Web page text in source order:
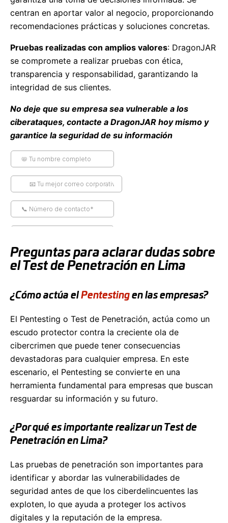
centran en aportar valor al negocio, proporcionando
recomendaciones prácticas y soluciones concretas.
Pruebas realizadas con amplios valores: DragonJAR
se compromete a realizar pruebas con ética,
transparencia y responsabilidad, garantizando la
integridad de sus clientes.
No deje que su empresa sea vulnerable a los
ciberataques, contacte a DragonJAR hoy mismo y
garantice la seguridad de su información
Preguntas para aclarar dudas sobre
el Test de Penetración en Lima
¿Cómo actúa el Pentesting en las empresas?
El Pentesting o Test de Penetración, actúa como un
escudo protector contra la creciente ola de
cibercrimen que puede tener consecuencias
devastadoras para cualquier empresa. En este
escenario, el Pentesting se convierte en una
herramienta fundamental para empresas que buscan
resguardar su información y su futuro.
¿Por qué es importante realizar un Test de
Penetración en Lima?
Las pruebas de penetración son importantes para
identificar y abordar las vulnerabilidades de
seguridad antes de que los ciberdelincuentes las
exploten, lo que ayuda a proteger los activos
digitales y la reputación de la empresa.